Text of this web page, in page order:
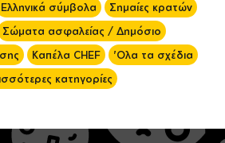
Ελληνικά σύμβολα
Σημαίες κρατών
Σώματα ασφαλείας / Δημόσιο
Καπέλα CHEF
'Ολα τα σχέδια
κατηγορίες